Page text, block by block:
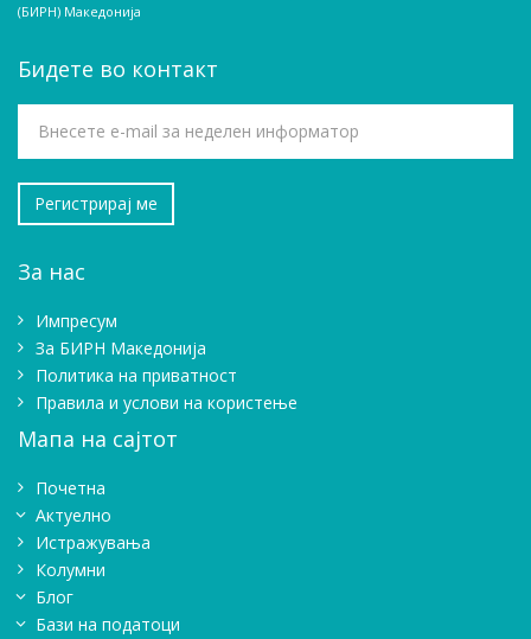
(БИРН) Македонија
Бидете во контакт
За нас
Импресум
Зa БИРН Македонија
Политика на приватност
Правила и услови на користење
Мапа на сајтот
Почетна
Актуелно
Истражувањa
Колумни
Блог
Бази на податоци